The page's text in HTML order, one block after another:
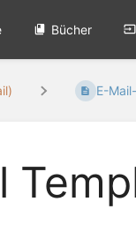
Bücher
E-